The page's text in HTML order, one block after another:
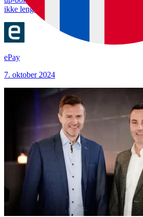
ikke lenger tilstrekkelig.
ePay
7. oktober 2024